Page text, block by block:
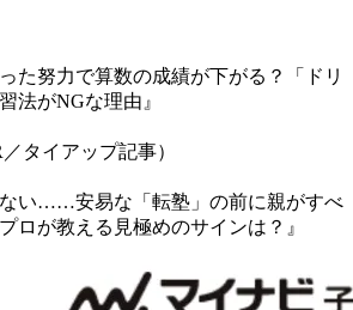
た努力で算数の成績が下がる？「ドリ
法がNGな理由』
タイアップ記事）
い……安易な「転塾」の前に親がすべ
ロが教える見極めのサインは？』